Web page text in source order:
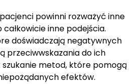
powinni rozważyć inne
inne podejścia.
doświadczają negatywnych
przeciwwskazania do ich
szukanie metod, które pomogą
efektów.